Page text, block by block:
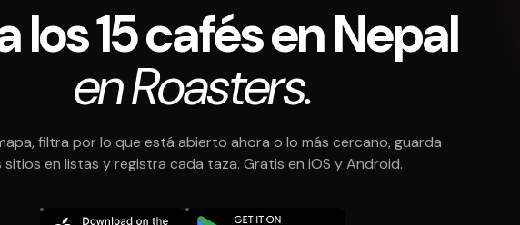
los 15 cafés en Nepal
en Roasters.
filtra por lo que está abierto ahora o lo más cercano, guarda
sitios en listas y registra cada taza. Gratis en iOS y Android.